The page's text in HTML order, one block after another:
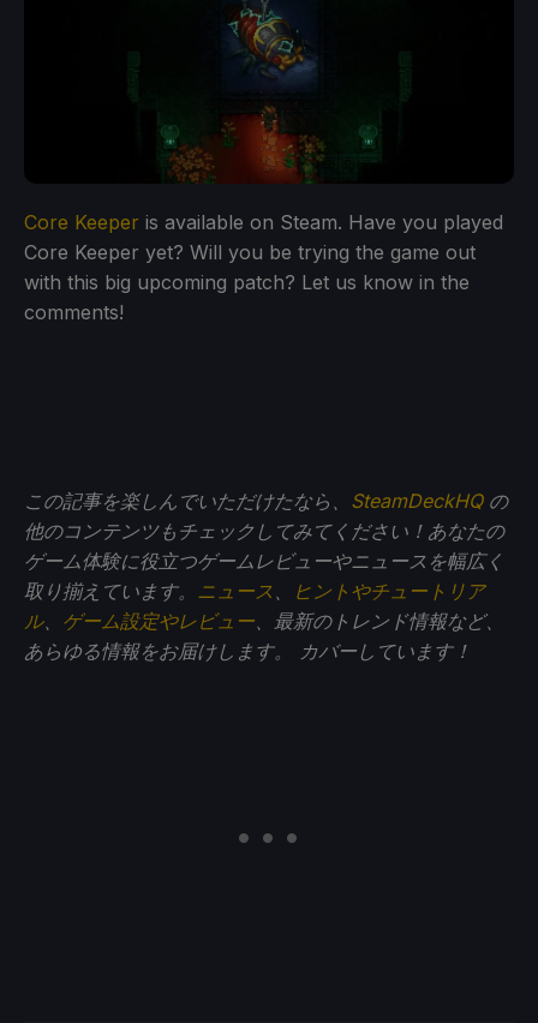
Core Keeper is available on Steam. Have you played
Core Keeper yet? Will you be trying the game out
with this big upcoming patch? Let us know in the
comments!
この記事を楽しんでいただけたなら、 SteamDeckHQの
他のコンテンツもチェックしてみてください！あなたの
ゲーム体験に役立つゲームレビューやニュースを幅広く
取り揃えています。 ニュース 、
ヒントやチュートリア
ル、 ゲーム設定やレビュー、最新のトレンド情報など、
あらゆる情報をお届けします。
カバーしています！